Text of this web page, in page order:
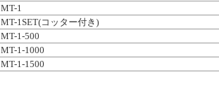
MT-1
MT-1SET(コッター付き)
MT-1-500
MT-1-1000
MT-1-1500